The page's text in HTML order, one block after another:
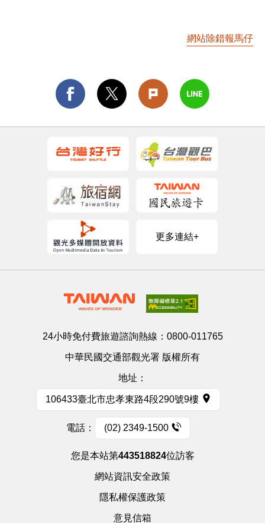
網站除錯報馬仔
更多連結+
24小時免付費旅遊諮詢熱線： 0800-011765
中華民國交通部觀光署 版權所有
地址：
106433臺北市忠孝東路4段290號9樓
電話： (02) 2349-1500
您是本站第443518824位訪客
網站資訊安全政策
隱私權保護政策
意見信箱